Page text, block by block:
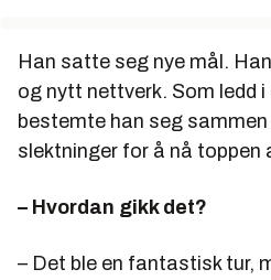
Han satte seg nye mål.
og nytt nettverk. Som ledd
bestemte han seg
slektninger for å nå toppen
– Hvordan gikk det?
– Det ble en fantastisk tur,